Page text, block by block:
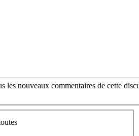
les nouveaux commentaires de cette